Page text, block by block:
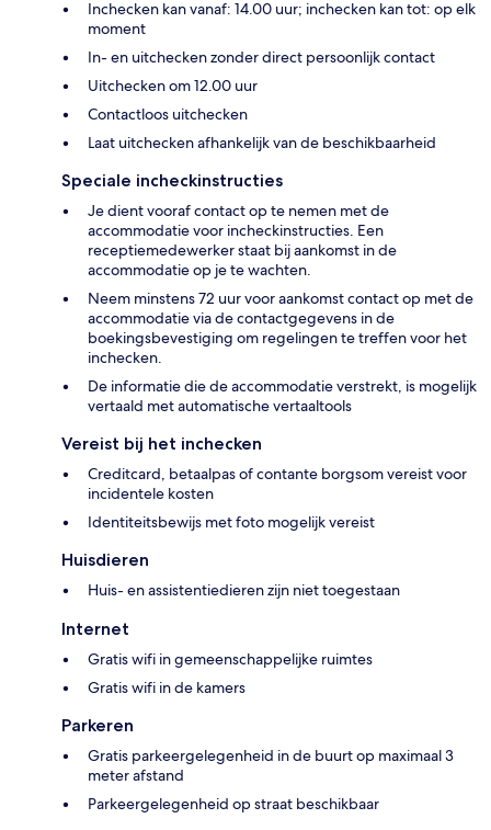
Inchecken kan vanaf: 14.00 uur; inchecken kan tot: op elk
moment
In- en uitchecken zonder direct persoonlijk contact
Uitchecken om 12.00 uur
Contactloos uitchecken
Laat uitchecken afhankelijk van de beschikbaarheid
Speciale incheckinstructies
Je dient vooraf contact op te nemen met de
accommodatie voor incheckinstructies. Een
receptiemedewerker staat bij aankomst in de
accommodatie op je te wachten.
Neem minstens 72 uur voor aankomst contact op met de
accommodatie via de contactgegevens in de
boekingsbevestiging om regelingen te treffen voor het
inchecken.
De informatie die de accommodatie verstrekt, is mogelijk
vertaald met automatische vertaaltools
Vereist bij het inchecken
Creditcard, betaalpas of contante borgsom vereist voor
incidentele kosten
Identiteitsbewijs met foto mogelijk vereist
Huisdieren
Huis- en assistentiedieren zijn niet toegestaan
Internet
Gratis wifi in gemeenschappelijke ruimtes
Gratis wifi in de kamers
Parkeren
Gratis parkeergelegenheid in de buurt op maximaal 3
meter afstand
Parkeergelegenheid op straat beschikbaar